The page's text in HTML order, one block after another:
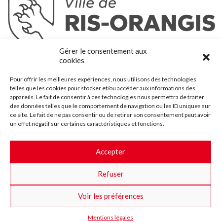
Gérer le consentement aux
cookies
Pour offrir les meilleures expériences, nous utilisons des technologies
telles que les cookies pour stocker et/ou accéder aux informations des
appareils. Le fait de consentir à ces technologies nous permettra de traiter
des données telles que le comportement de navigation ou les ID uniques sur
ce site. Le fait de ne pas consentir ou de retirer son consentement peut avoir
un effet négatif sur certaines caractéristiques et fonctions.
Accepter
Refuser
Voir les préférences
Mentions légales
Ris-Orangis
@2022 — Tous droits réservés
Plan du site
Contact
Accessibilité
Crédits
Les marchés publics
Suggestions & Améliorations
Facebook
InstaTwitterYoutube